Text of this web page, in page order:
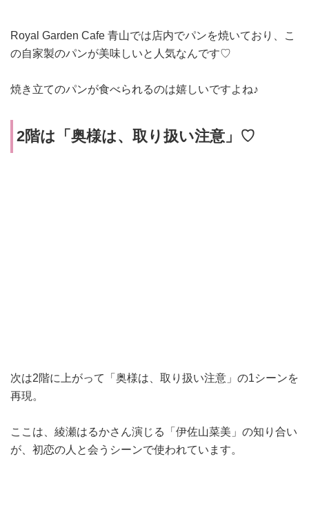
Royal Garden Cafe 青山では店内でパンを焼いており、こ
の自家製のパンが美味しいと人気なんです♡
焼き立てのパンが食べられるのは嬉しいですよね♪
2階は 「奥様は、取り扱い注意 」♡
次は2階に上がって 「奥様は、取り扱い注意 」の1シーンを
再現。
ここは、綾瀬はるかさん演じる「伊佐山菜美」の知り合い
が、初恋の人と会うシーンで使われています。